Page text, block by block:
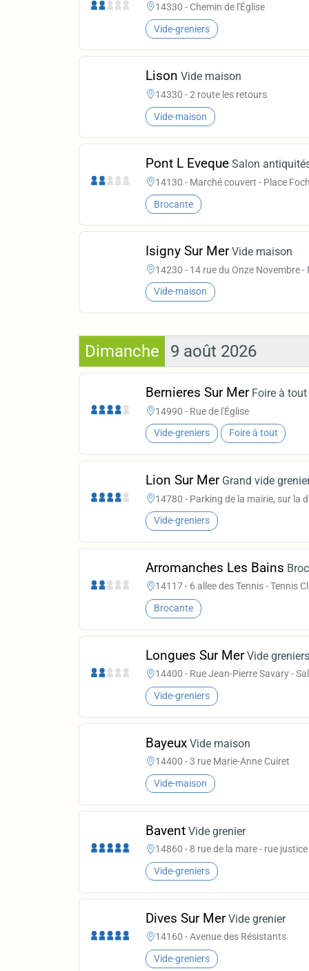
14330 - Chemin de l'Église
Vide-greniers
Lison Vide maison
14330 - 2 route les retours
Vide-maison
Pont L Eveque Salon
14130 - Marché couvert - Place
Brocante
Isigny Sur Mer Vide maison
14230 - 14 rue du Onze Novembre -
Vide-maison
Dimanche 9 août 2026
Bernieres Sur Mer Foire à tout
14990 - Rue de l'Église
Vide-greniers Foire à tout
Lion Sur Mer Grand vide
14780 - Parking de la mairie, sur la
Vide-greniers
Arromanches Les Bains
14117 - 6 allee des Tennis - Tennis
Brocante
Longues Sur Mer Vide
14400 - Rue Jean-Pierre Savary -
Vide-greniers
Bayeux Vide maison
14400 - 3 rue Marie-Anne Cuiret
Vide-maison
Bavent Vide grenier
14860 - 8 rue de la mare - rue
Vide-greniers
Dives Sur Mer Vide grenier
14160 - Avenue des Résistants
Vide-greniers